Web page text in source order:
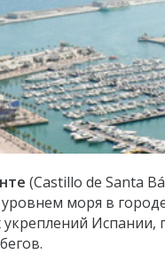
(Castillo de Santa
моря в